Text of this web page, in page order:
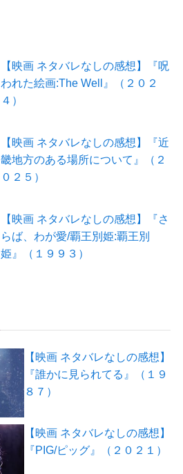
【映画 ネタバレなしの感想】『呪
われた絵画:The Well』（２０２
４）
【映画 ネタバレなしの感想】『近
畿地方のある場所について』（２
０２５）
【映画 ネタバレなしの感想】『さ
らば、わが愛/覇王別姫:覇王別
姫』（１９９３）
【映画 ネタバレなしの感想】
『誰かに見られてる』（１９
８７）
【映画 ネタバレなしの感想】
『PIG/ピッグ』（２０２１）